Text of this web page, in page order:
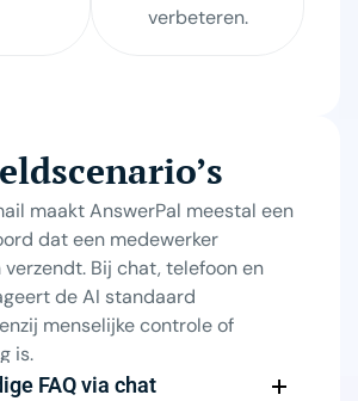
verbeteren.
maakt AnswerPal meestal een
dat een medewerker
Bij chat, telefoon en
de AI standaard
menselijke controle of
is.
FAQ via chat